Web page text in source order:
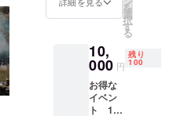
漫才サ
ウナ 日
2023年
7月9日
表示は
お届け
ラベル
に表記
されま
の尾
味・耐
冷性に
優れた
品種で
す。粘
り、香
を
選
択
す
る
10,
000 円
残り
100
お得な
イベン
ト 100